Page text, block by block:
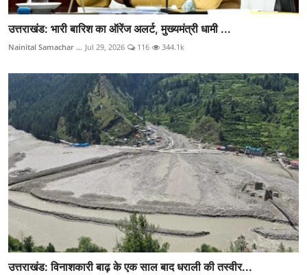
उत्तराखंड: भारी बारिश का ऑरेंज अलर्ट, मुख्यमंत्री धामी ...
Nainital Samachar ... Jul 29, 2026 116 344.1k
उत्तराखंड: विनाशकारी बाढ़ के एक साल बाद धराली की तस्वीर...